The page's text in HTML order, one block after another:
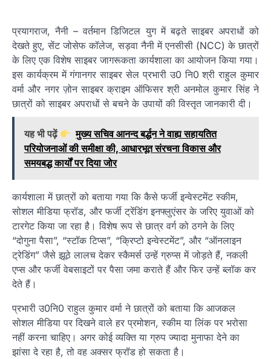
प्रयागराज, नैनी – वर्तमान डिजिटल युग में बढ़ते साइबर अपराधों को
देखते हुए, सेंट जोसेफ कॉलेज, सड़वा नैनी में एनसीसी (NCC) के छात्रों
के लिए एक विशेष साइबर जागरूकता कार्यशाला का आयोजन किया गया।
इस कार्यक्रम में गंगानगर साइबर सेल प्रभारी उ0 नि0 श्री राहुल कुमार
वर्मा और नगर ज़ोन साइबर क्राइम ऑफिसर श्री अनमोल कुमार सिंह ने
छात्रों को साइबर अपराधों से बचने के उपायों की विस्तृत जानकारी दी।
यह भी पढ़ें
मुख्य सचिव आनन्द बर्द्धन ने वाह्य सहायतित
परियोजनाओं की समीक्षा की, आधारभूत संरचना विकास और
समयबद्ध कार्यों पर दिया जोर
कार्यशाला में छात्रों को बताया गया कि कैसे फर्जी इन्वेस्टमेंट स्कीम,
सोशल मीडिया फ्रॉड, और फर्जी ट्रेंडिंग इनफ्लुएंसर के जरिए युवाओं को
टारगेट किया जा रहा है। विशेष रूप से छात्र वर्ग को ठगने के लिए
“दोगुना पैसा”, “स्टॉक टिप्स”, “क्रिप्टो इन्वेस्टमेंट”, और “ऑनलाइन
ट्रेडिंग” जैसे झूठे लालच देकर स्कैमर्स उन्हें ग्रुप्स में जोड़ते हैं, नकली
एप्स और फर्जी वेबसाइटों पर पैसा जमा कराते हैं और फिर उन्हें ब्लॉक कर
देते हैं।
प्रभारी उ0नि0 राहुल कुमार वर्मा ने छात्रों को बताया कि आजकल
सोशल मीडिया पर दिखने वाले हर प्रमोशन, स्कीम या लिंक पर भरोसा
नहीं करना चाहिए। अगर कोई व्यक्ति या ग्रुप ज्यादा मुनाफा देने का
झांसा दे रहा है, तो वह अक्सर फ्रॉड हो सकता है।